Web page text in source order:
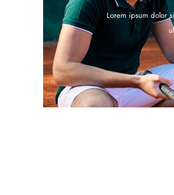
Lorem ipsum dolor